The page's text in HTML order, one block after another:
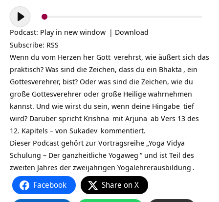
Audio-
Player
Podcast: Play in new window | Download
Subscribe: RSS
Wenn du vom Herzen her Gott verehrst, wie äußert sich das
praktisch? Was sind die Zeichen, dass du ein Bhakta , ein
Gottesverehrer, bist? Oder was sind die Zeichen, wie du
große Gottesverehrer oder große Heilige wahrnehmen
kannst. Und wie wirst du sein, wenn deine Hingabe tief
wird? Darüber spricht Krishna mit Arjuna ab Vers 13 des
12. Kapitels – von Sukadev kommentiert.
Dieser Podcast gehört zur Vortragsreihe „Yoga Vidya
Schulung – Der ganzheitliche Yogaweg “ und ist Teil des
zweiten Jahres der zweijährigen Yogalehrerausbildung .
Facebook Share on X